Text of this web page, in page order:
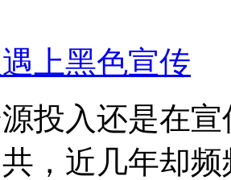
上黑色宣传
投入还是在
，近几年却